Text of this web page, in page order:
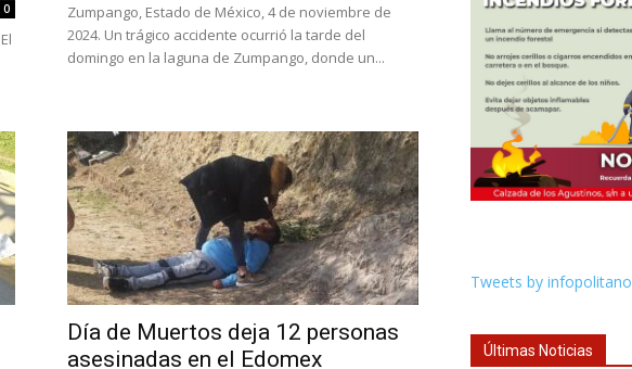
0
Zumpango, Estado de México, 4 de noviembre de
2024. Un trágico accidente ocurrió la tarde del
domingo en la laguna de Zumpango, donde un...
Día de Muertos deja 12 personas
asesinadas en el Edomex
Tweets by infopolitano
Últimas Noticias